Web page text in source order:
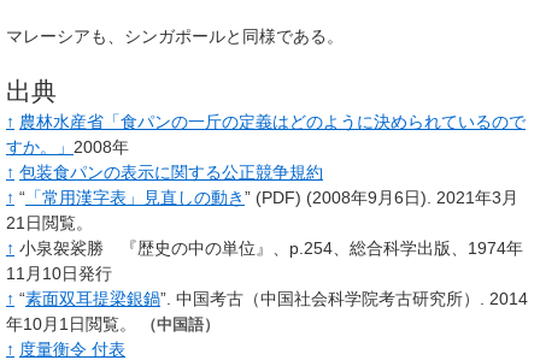
マレーシアも、シンガポールと同様である。
出典
↑ 農林水産省「食パンの一斤の定義はどのように決められているので
すか。」 2008年
↑ 包装食パンの表示に関する公正競争規約
↑ “ 「常用漢字表」見直しの動き” (PDF) (2008年9月6日).
2021年3月
21日閲覧。
↑ 小泉袈裟勝 『歴史の中の単位』、p.254、総合科学出版、1974年
11月10日発行
↑ “素面双耳提梁銀鍋”. 中国考古（中国社会科学院考古研究所）.
2014
年10月1日閲覧。
（中国語）
↑ 度量衡令 付表